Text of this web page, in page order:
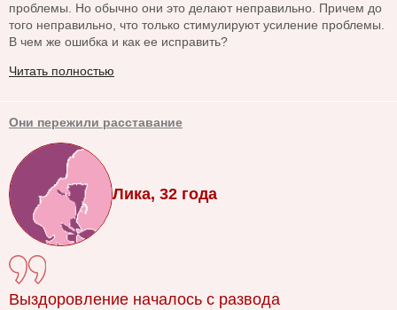
проблемы. Но обычно они это делают неправильно. Причем до
того неправильно, что только стимулируют усиление проблемы.
В чем же ошибка и как ее исправить?
Читать полностью
Они пережили расставание
Лика, 32 года
Выздоровление началось с развода